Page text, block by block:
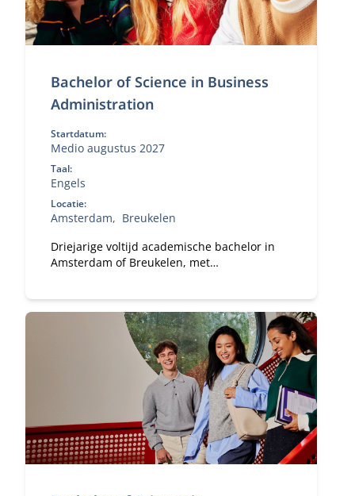
Bachelor of Science in Business
Administration
Startdatum:
Medio augustus 2027
Taal:
Engels
Locatie:
Amsterdam
Breukelen
Driejarige voltijd academische bachelor in
Amsterdam of Breukelen, met